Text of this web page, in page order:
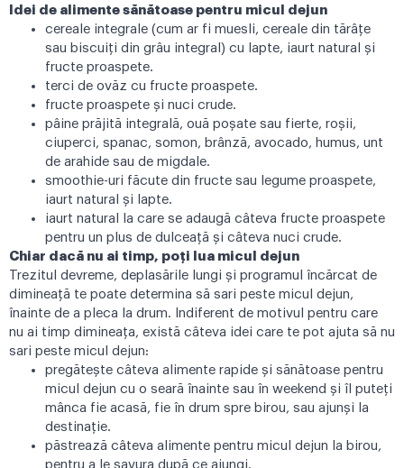
Idei de alimente sănătoase pentru micul dejun
cereale integrale (cum ar fi muesli, cereale din tărâțe
sau biscuiți din grâu integral) cu lapte, iaurt natural și
fructe proaspete.
terci de ovăz cu fructe proaspete.
fructe proaspete și nuci crude.
pâine prăjită integrală, ouă poșate sau fierte, roșii,
ciuperci, spanac, somon, brânză, avocado, humus, unt
de arahide sau de migdale.
smoothie-uri făcute din fructe sau legume proaspete,
iaurt natural și lapte.
iaurt natural la care se adaugă câteva fructe proaspete
pentru un plus de dulceață și câteva nuci crude.
Chiar dacă nu ai timp, poți lua micul dejun
Trezitul devreme, deplasările lungi și programul încărcat de
dimineață te poate determina să sari peste micul dejun,
înainte de a pleca la drum. Indiferent de motivul pentru care
nu ai timp dimineața, există câteva idei care te pot ajuta să nu
sari peste micul dejun:
pregătește câteva alimente rapide și sănătoase pentru
micul dejun cu o seară înainte sau în weekend și îl puteți
mânca fie acasă, fie în drum spre birou, sau ajunși la
destinație.
păstrează câteva alimente pentru micul dejun la birou,
pentru a le savura după ce ajungi.